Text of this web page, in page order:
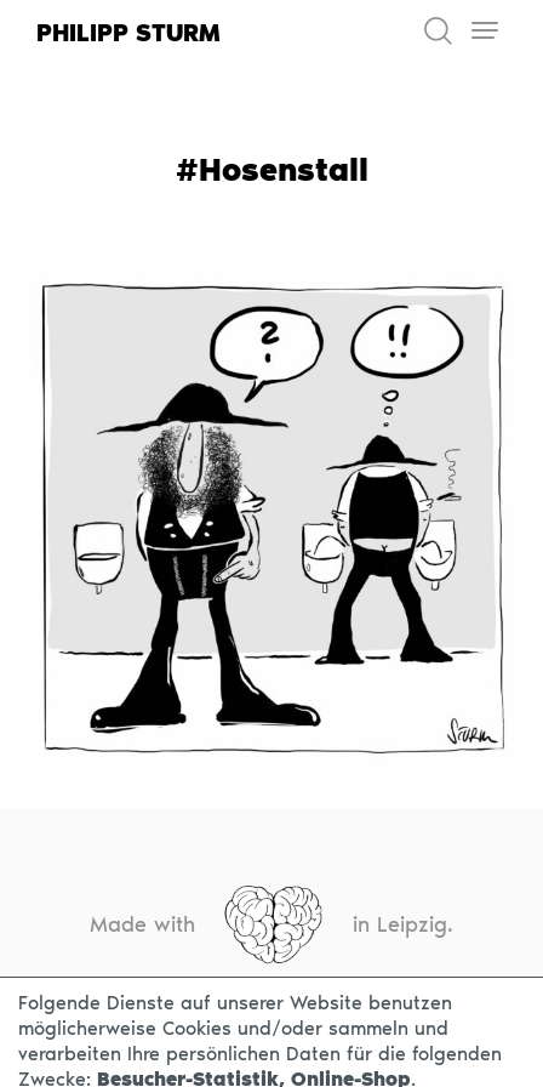
InhaltPHILIPP STURM
#Hosenstall
Made with in Leipzig.
KONTAKT IMPRESSUM DATENSCHUTZ
Folgende Dienste auf unserer Website benutzen
möglicherweise Cookies und/oder sammeln und
verarbeiten Ihre persönlichen Daten für die folgenden
Zwecke: Besucher-Statistik, Online-Shop.